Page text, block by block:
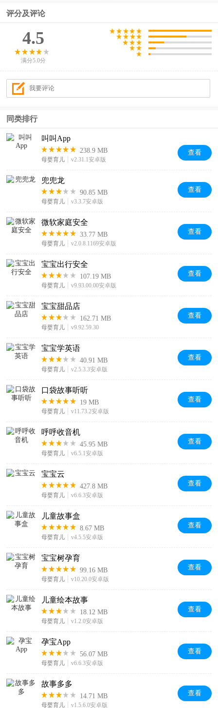
评分及评论
4.5
满分5.0分
同类排行
叫叫App
238.9 MB
母婴育儿 v2.31.1安卓版
查看
兜兜龙
90.85 MB
母婴育儿 v3.3.7安卓版
查看
微软家庭安全
33.77 MB
母婴育儿 v2.0.8.1169安卓版
查看
宝宝出行安全
107.19 MB
母婴育儿 v9.93.00.00安卓版
查看
宝宝甜品店
162.71 MB
母婴育儿 v9.92.59.30
查看
宝宝学英语
40.91 MB
母婴育儿 v2.5.3.3安卓版
查看
口袋故事听听
19 MB
母婴育儿 v11.73.2安卓版
查看
呼呼收音机
45.95 MB
母婴育儿 v6.5.1安卓版
查看
宝宝云
427.8 MB
母婴育儿 v6.6.3安卓版
查看
儿童故事盒
8.67 MB
母婴育儿 v4.5.5安卓版
查看
宝宝树孕育
99.16 MB
母婴育儿 v10.20.0安卓版
查看
儿童绘本故事
18.12 MB
母婴育儿 v1.2.0安卓版
查看
孕宝App
56.07 MB
母婴育儿 v6.6.3安卓版
查看
故事多多
14.71 MB
母婴育儿 v1.5.6.0安卓版
查看